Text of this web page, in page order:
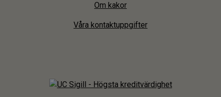
Om kakor
Våra kontaktuppgifter